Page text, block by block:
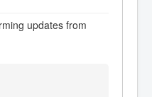
updates from